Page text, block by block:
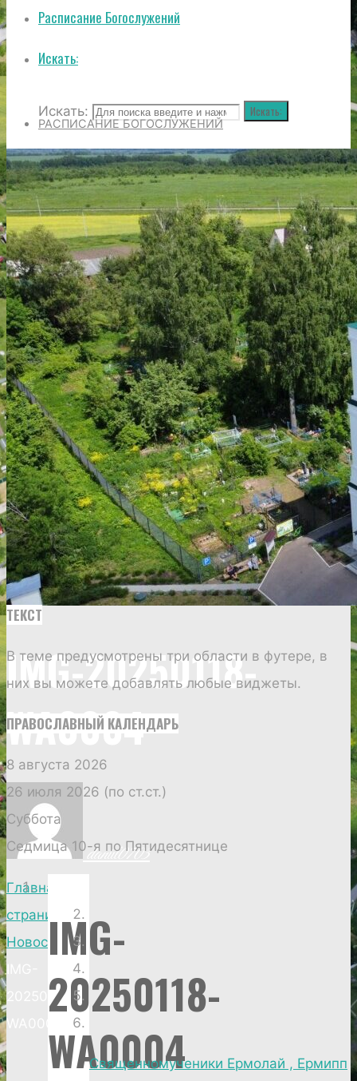
Расписание Богослужений
Искать:
Искать: Искать:
РАСПИСАНИЕ БОГОСЛУЖЕНИЙ
ИСТОРИЯ
АРХИТЕКТУРА
ВОССТАНОВЛЕНИЕ ХРАМА
НАШ ПРИХОД
ВИДЕОМАТЕРИАЛЫ
ДУХОВЕНСТВО
РАСПИСАНИЕ БОГОСЛУЖЕНИЙ
ИСКАТЬ:
Искать: Искать:
IMG-20250118-
WA0004
daniil0703
Главная
страница
Новости
20250118-
IMG-
20250118-
WA0004
ТЕКСТ
В теме предусмотрены три области в футере, в
них вы можете добавлять любые виджеты.
ПРАВОСЛАВНЫЙ КАЛЕНДАРЬ
8 августа 2026
26 июля 2026 (по ст.ст.)
Суббота
Седмица 10-я по Пятидесятнице
Священномученики Ермолай , Ермипп